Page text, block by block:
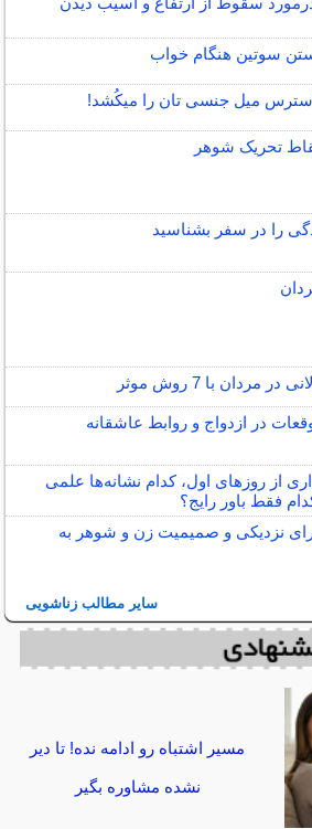
سوتین هنگام خواب
استرس میل جنسی تان را میکُشد!
تحریک شوهر
را در سفر بشناسید
مردان با 7 روش موثر
در ازدواج و روابط عاشقانه
از روزهای اول، کدام نشانه‌ها علمی
فقط باور رایج؟
نزدیکی و صمیمیت زن و شوهر به
سایر مطالب زناشویی
مسیر اشتباه رو ادامه نده! تا دیر
نشده مشاوره بگیر